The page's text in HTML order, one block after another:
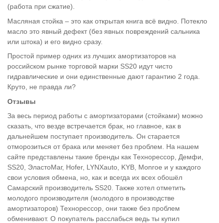
(работа при сжатие).
Масляная стойка – это как открытая книга всё видно. Потекло
масло это явный дефект (без явных повреждений сальника
или штока) и его видно сразу.
Простой пример одних из лучших амортизаторов на
российском рынке торговой марки SS20 идут чисто
гидравлические и они единственные дают гарантию 2 года.
Круто, не правда ли?
Отзывы
За весь период работы с амортизаторами (стойками) можно
сказать, что везде встречается брак, но главное, как в
дальнейшем поступает производитель. Он старается
отморозиться от брака или меняет без проблем. На нашем
сайте представлены такие бренды как Технорессор, Демфи,
SS20, ЭластоМаг, Hofer, LYNXauto, KYB, Monroe и у каждого
свои условия обмена, но, как и всегда их всех обошёл
Самарский производитель SS20. Также хотел отметить
молодого производителя (молодого в производстве
амортизаторов) Технорессор, они также без проблем
обменивают. О покупатель расслабься ведь ты купил